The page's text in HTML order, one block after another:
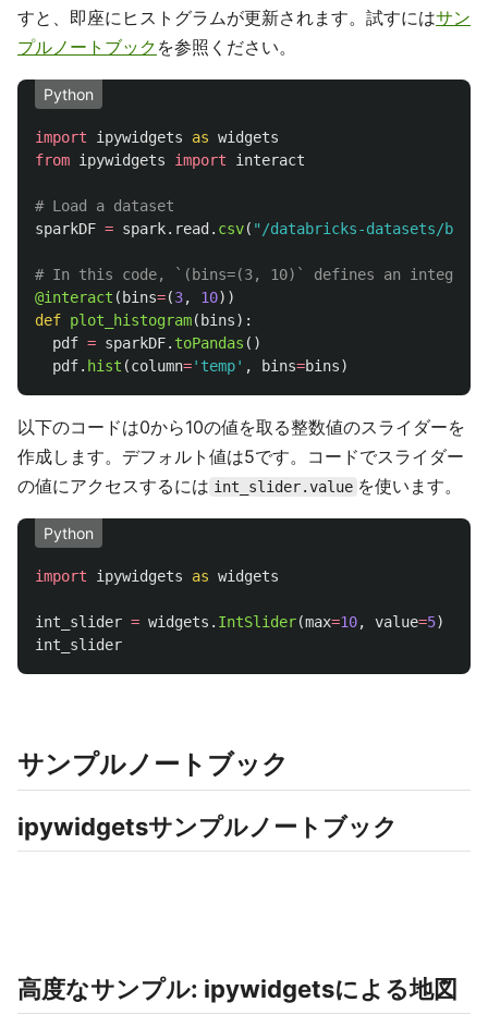
すと、即座にヒストグラムが更新されます。試すにはサン
プルノートブック を参照ください。
Python
import ipywidgets as widgets
from ipywidgets import interact
sparkDF = spark. read . csv( " /databricks-datasets/
@interact ( bins=(3, 10))
def plot_histogram( bins):
pdf = sparkDF. toPandas ()
pdf. hist (column=' temp' , bins=bins)
以下のコードは0から10の値を取る整数値のスライダーを
作成します。デフォルト値は5です。コードでスライダー
の値にアクセスするには int_slider.value を使います。
Python
import ipywidgets as widgets
int_slider = widgets . IntSlider(max=10, value=5)
int_slider
サンプルノートブック
ipywidgetsサンプルノートブック
高度なサンプル: ipywidgetsによる地図